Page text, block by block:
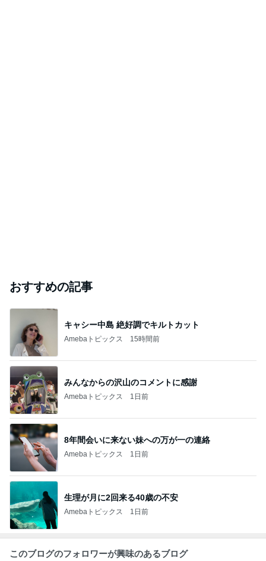
おすすめの記事
キャシー中島 絶好調でキルトカット
Amebaトピックス 15時間前
みんなからの沢山のコメントに感謝
Amebaトピックス 1日前
8年間会いに来ない妹への万が一の連絡
Amebaトピックス 1日前
生理が月に2回来る40歳の不安
Amebaトピックス 1日前
このブログのフォロワーが興味のあるブログ